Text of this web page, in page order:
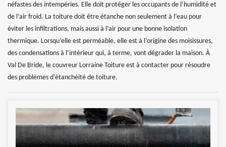
néfastes des intempéries. Elle doit protéger les occupants de l’humidité et
de l’air froid. La toiture doit être étanche non seulement à l’eau pour
éviter les infiltrations, mais aussi à l’air pour une bonne isolation
thermique. Lorsqu’elle est perméable, elle est à l’origine des moisissures,
des condensations à l’intérieur qui, à terme, vont dégrader la maison. À
Val De Bride, le couvreur Lorraine Toiture est à contacter pour résoudre
des problèmes d’étanchéité de toiture.